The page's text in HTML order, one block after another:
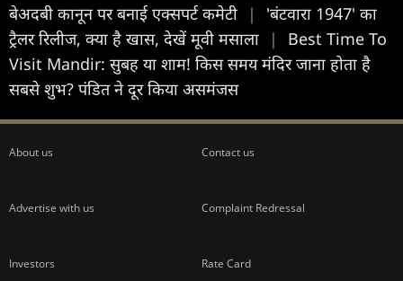
बेअदबी कानून पर बनाई एक्सपर्ट कमेटी
|
'बंटवारा 1947' का
ट्रैलर रि‍लीज, क्या है खास, देखें मूवी मसाला
|
Best Time To
Visit Mandir: सुबह या शाम! किस समय मंदिर जाना होता है
सबसे शुभ? पंडित ने दूर किया असमंजस
About us Contact us
Advertise with us Complaint Redressal
Investors Rate Card